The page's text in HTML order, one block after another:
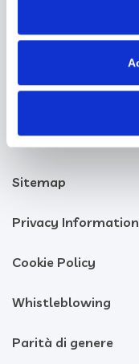
+390507850101
Sitemap
Privacy Information
Cookie Policy
Whistleblowing
Parità di genere